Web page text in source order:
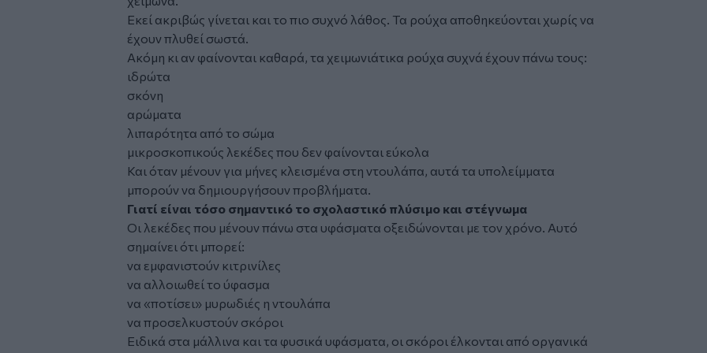
Εκεί ακριβώς γίνεται και το πιο συχνό λάθος. Τα ρούχα αποθηκεύονται χωρίς να
έχουν πλυθεί σωστά.
Ακόμη κι αν φαίνονται καθαρά, τα χειμωνιάτικα ρούχα συχνά έχουν πάνω τους:
ιδρώτα
σκόνη
αρώματα
λιπαρότητα από το σώμα
μικροσκοπικούς λεκέδες που δεν φαίνονται εύκολα
Και όταν μένουν για μήνες κλεισμένα στη ντουλάπα, αυτά τα υπολείμματα
μπορούν να δημιουργήσουν προβλήματα.
Γιατί είναι τόσο σημαντικό το σχολαστικό πλύσιμο και στέγνωμα
Οι λεκέδες που μένουν πάνω στα υφάσματα οξειδώνονται με τον χρόνο. Αυτό
σημαίνει ότι μπορεί:
να εμφανιστούν κιτρινίλες
να αλλοιωθεί το ύφασμα
να «ποτίσει» μυρωδιές η ντουλάπα
να προσελκυστούν σκόροι
Ειδικά στα μάλλινα και τα φυσικά υφάσματα, οι σκόροι έλκονται από οργανικά